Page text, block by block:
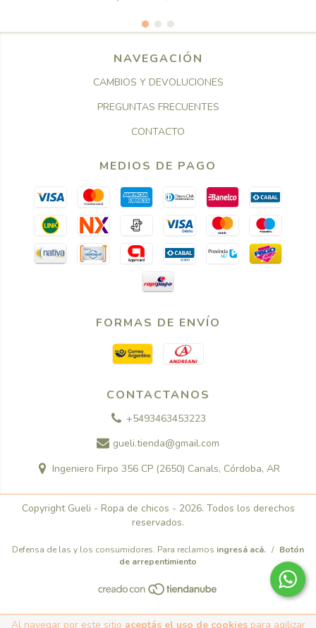
Al navegar por este sitio aceptás el uso de cookiespara agilizar
NAVEGACIÓN
CAMBIOS Y DEVOLUCIONES
PREGUNTAS FRECUENTES
CONTACTO
MEDIOS DE PAGO
FORMAS DE ENVÍO
CONTACTANOS
+5493463453223
gueli.tienda@gmail.com
Ingeniero Firpo 356 CP (2650) Canals, Córdoba, AR
Copyright Gueli - Ropa de chicos - 2026. Todos los derechos
reservados.
Defensa de las y los consumidores. Para reclamos ingresá acá. / Botón
de arrepentimiento